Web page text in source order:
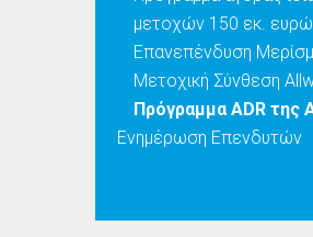
μετοχών 150 εκ. ευρώ
Επανεπένδυση
Μετοχική Σύνθεση
Πρόγραμμα ADR της
Ενημέρωση Επενδυτών